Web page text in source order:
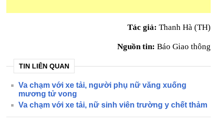
Tác giả: Thanh Hà (TH)
Nguồn tin: Báo Giao thông
TIN LIÊN QUAN
Va chạm với xe tải, người phụ nữ văng xuống
mương tử vong
Va chạm với xe tải, nữ sinh viên trường y chết thảm